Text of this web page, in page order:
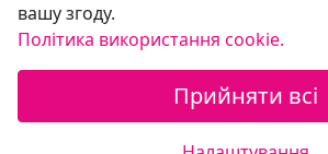
Україна, м. Харків, вул.
вашу згоду.
Політика використання cookie.
Прийняти всі